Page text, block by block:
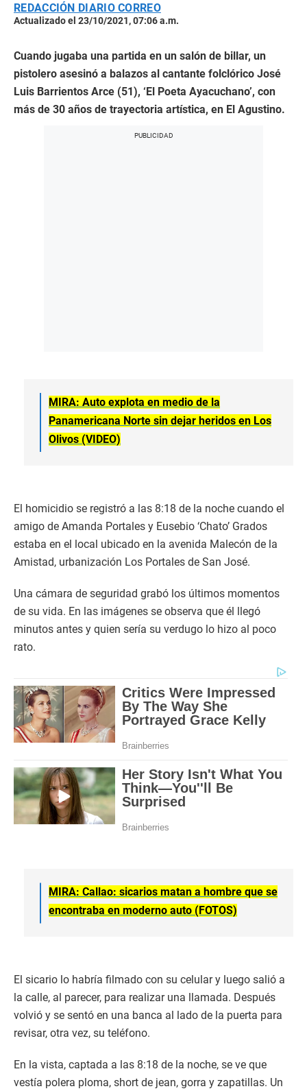
REDACCIÓN DIARIO CORREO
Actualizado el 23/10/2021, 07:06 a.m.
Cuando jugaba una partida en un salón de billar, un
pistolero asesinó a balazos al cantante folclórico José
Luis Barrientos Arce (51), ‘El Poeta Ayacuchano’, con
más de 30 años de trayectoria artística, en El Agustino.
MIRA: Auto explota en medio de la
Panamericana Norte sin dejar heridos en Los
Olivos (VIDEO)
El homicidio se registró a las 8:18 de la noche cuando el
amigo de Amanda Portales y Eusebio ‘Chato’ Grados
estaba en el local ubicado en la avenida Malecón de la
Amistad, urbanización Los Portales de San José.
Una cámara de seguridad grabó los últimos momentos
de su vida. En las imágenes se observa que él llegó
minutos antes y quien sería su verdugo lo hizo al poco
rato.
MIRA: Callao: sicarios matan a hombre que se
encontraba en moderno auto (FOTOS)
El sicario lo habría filmado con su celular y luego salió a
la calle, al parecer, para realizar una llamada. Después
volvió y se sentó en una banca al lado de la puerta para
revisar, otra vez, su teléfono.
En la vista, captada a las 8:18 de la noche, se ve que
vestía polera ploma, short de jean, gorra y zapatillas. Un